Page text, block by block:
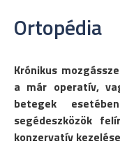
Ortopédia
Krónikus
a már operatív,
betegek
segédeszközök
konzervatív